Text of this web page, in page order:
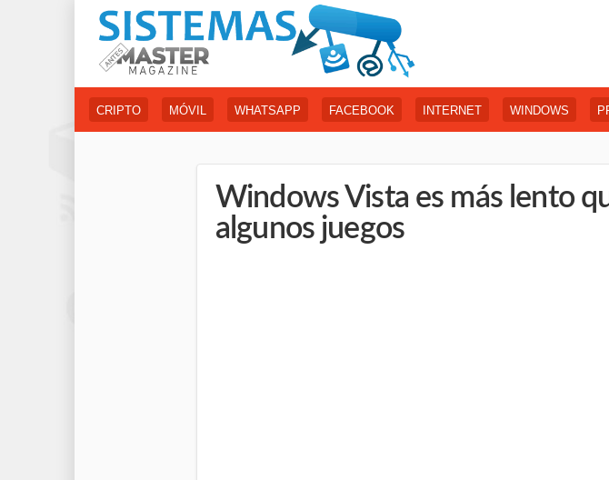
CRIPTO MÓVIL WHATSAPP FACEBOOK INTERNET WINDOWS
Windows Vista es más lento
algunos juegos